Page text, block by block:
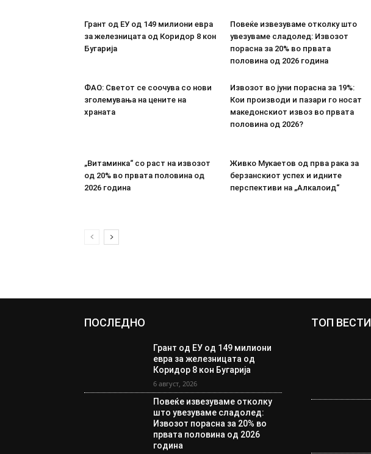
Грант од ЕУ од 149 милиони евра
за железницата од Коридор 8 кон
Бугарија
Повеќе извезуваме отколку што
увезуваме сладолед: Извозот
порасна за 20% во првата
половина од 2026 година
ФАО: Светот се соочува со нови
зголемувања на цените на
храната
Извозот во јуни порасна за 19%:
Кои производи и пазари го носат
македонскиот извоз во првата
половина од 2026?
„Витаминка“ со раст на извозот
од 20% во првата половина од
2026 година
Живко Мукаетов од прва рака за
берзанскиот успех и идните
перспективи на „Алкалоид“
ПОСЛЕДНО
Грант од ЕУ од 149 милиони
евра за железницата од
Коридор 8 кон Бугарија
6 август, 2026
Повеќе извезуваме отколку
што увезуваме сладолед:
Извозот порасна за 20% во
првата половина од 2026
година
ТОП ВЕСТИ